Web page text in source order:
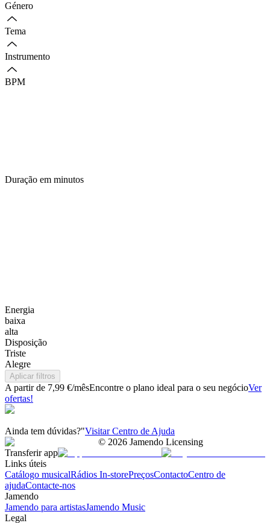
Género
Tema
Instrumento
BPM
Duração em minutos
Energia
baixa
alta
Disposição
Triste
Alegre
Aplicar filtros
A partir de 7,99 €/mêsEncontre o plano ideal para o seu negócioVer
ofertas!
Ainda tem dúvidas?"Visitar Centro de Ajuda
© 2026 Jamendo Licensing
Transferir app
Links úteis
Catálogo musicalRádios In-storePreçosContactoCentro de
ajudaContacte-nos
Jamendo
Jamendo para artistasJamendo Music
Legal